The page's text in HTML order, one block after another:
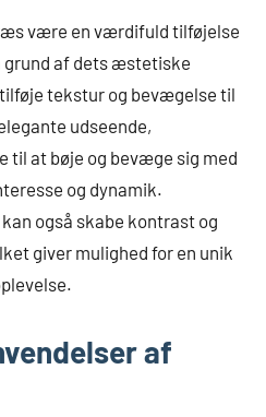
være en værdifuld tilføjelse
af dets æstetiske
tekstur og bevægelse til
udseende,
til at bøje og bevæge sig med
og dynamik.
også skabe kontrast og
giver mulighed for en unik
af